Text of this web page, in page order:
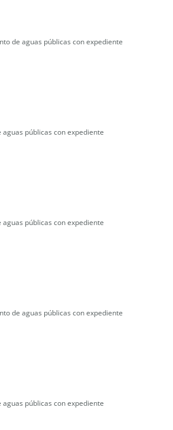
de aguas públicas con expediente
públicas con expediente
públicas con expediente
de aguas públicas con expediente
públicas con expediente